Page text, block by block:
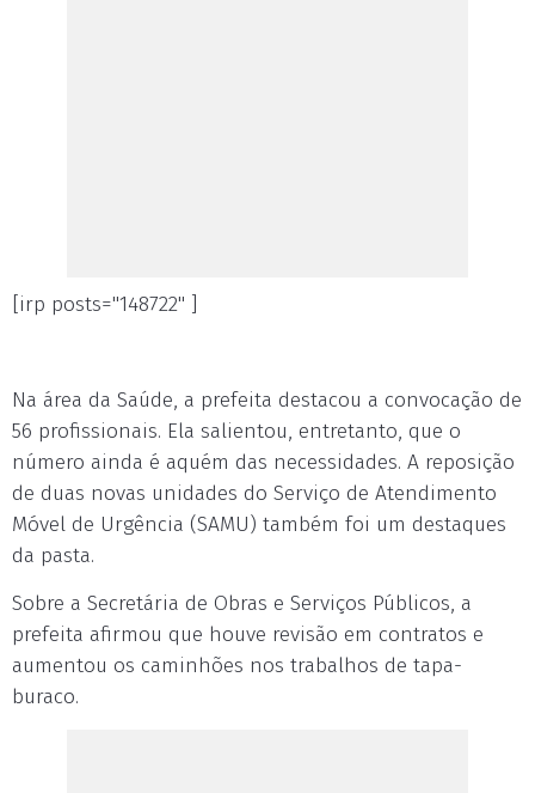
[irp posts="148722" ]
Na área da Saúde, a prefeita destacou a convocação de
56 profissionais. Ela salientou, entretanto, que o
número ainda é aquém das necessidades. A reposição
de duas novas unidades do Serviço de Atendimento
Móvel de Urgência (SAMU) também foi um destaques
da pasta.
Sobre a Secretária de Obras e Serviços Públicos, a
prefeita afirmou que houve revisão em contratos e
aumentou os caminhões nos trabalhos de tapa-
buraco.